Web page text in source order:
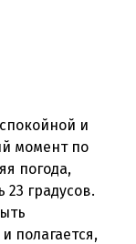
и
момент по
погода,
градусов.
полагается,